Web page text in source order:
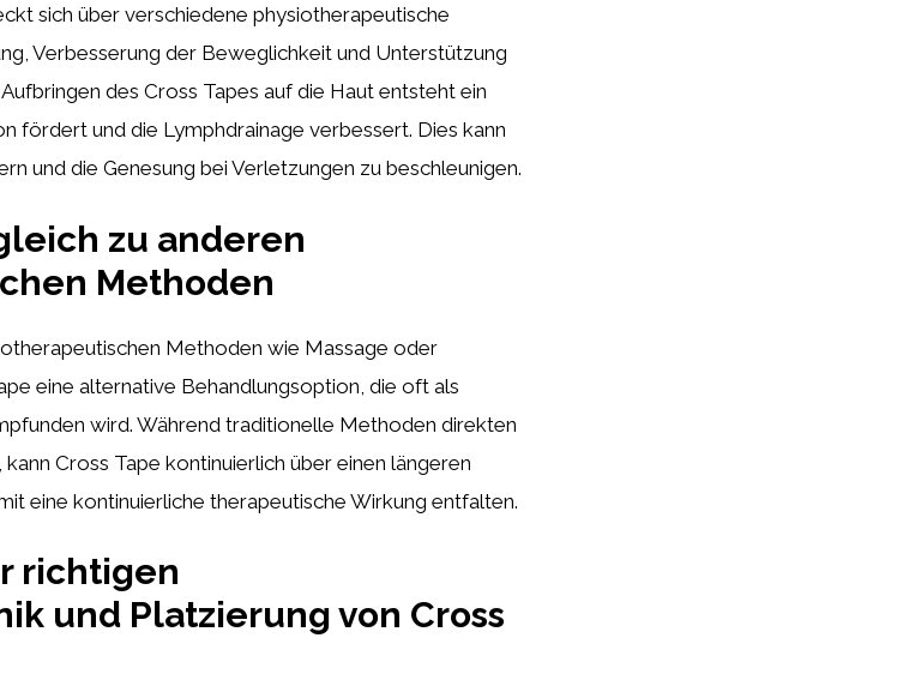
sich über verschiedene physiotherapeutische
Verbesserung der Beweglichkeit und Unterstützung
des Cross Tapes auf die Haut entsteht ein
fördert und die Lymphdrainage verbessert. Dies kann
und die Genesung bei Verletzungen zu beschleunigen.
zu anderen
Methoden
Methoden wie Massage oder
eine alternative Behandlungsoption, die oft als
wird. Während traditionelle Methoden direkten
Cross Tape kontinuierlich über einen längeren
eine kontinuierliche therapeutische Wirkung entfalten.
richtigen
und Platzierung von Cross